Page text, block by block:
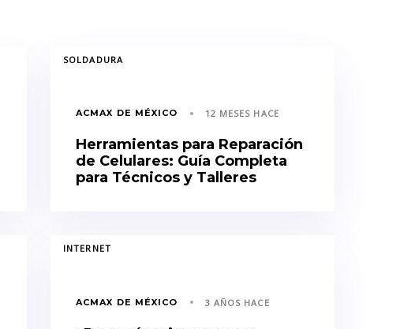
TAGSSOLDADURA
ACMAX DE MÉXICO 12 MESES HACE
Herramientas para Reparación
de Celulares: Guía Completa
para Técnicos y Talleres
TAGSINTERNET
ACMAX DE MÉXICO 3 AÑOS HACE